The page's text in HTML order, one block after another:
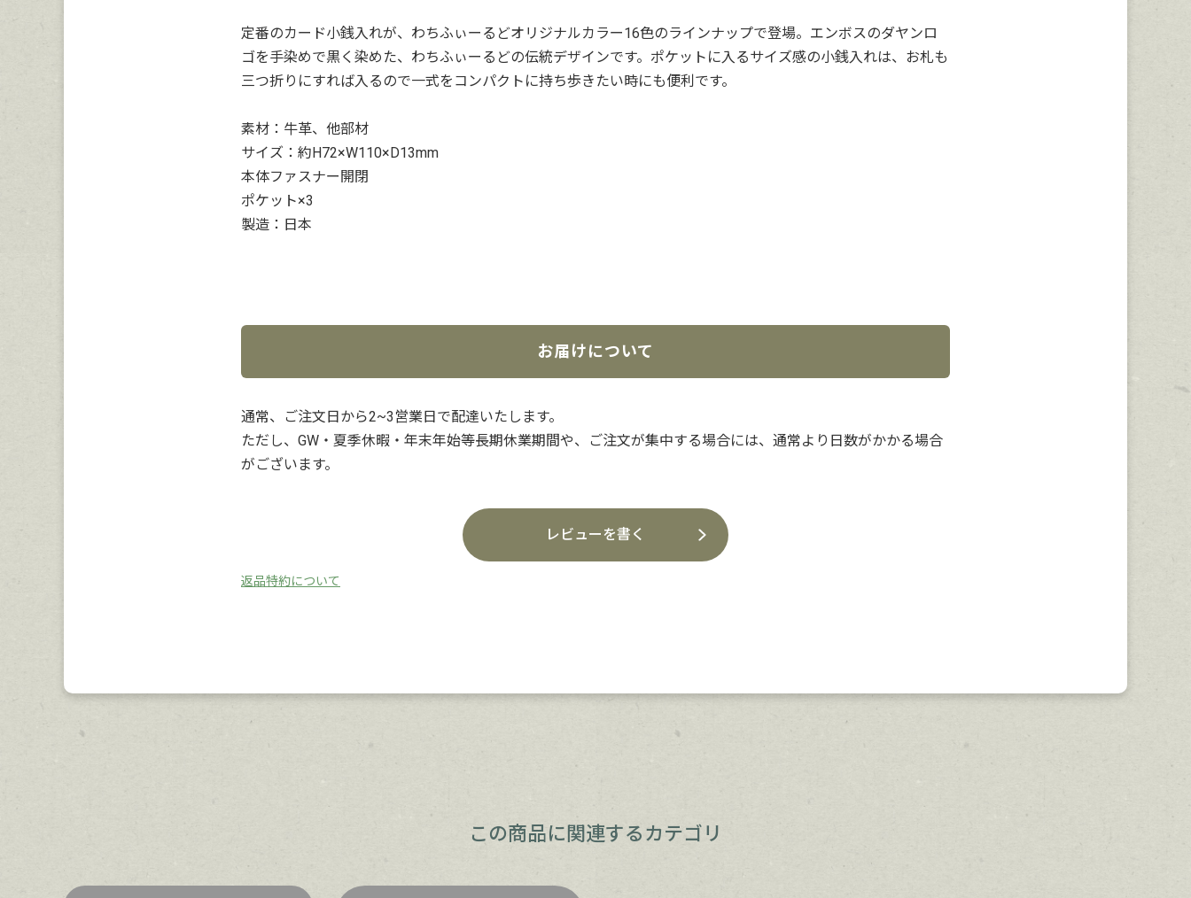
定番のカード小銭入れが、わちふぃーるどオリジナルカラー16色のラインナップで登場。エンボスのダヤンロ
ゴを手染めで黒く染めた、わちふぃーるどの伝統デザインです。ポケットに入るサイズ感の小銭入れは、お札も
三つ折りにすれば入るので一式をコンパクトに持ち歩きたい時にも便利です。
素材：牛革、他部材
サイズ：約H72×W110×D13mm
本体ファスナー開閉
ポケット×3
製造：日本
お届けについて
通常、ご注文日から2~3営業日で配達いたします。
ただし、GW・夏季休暇・年末年始等長期休業期間や、ご注文が集中する場合には、通常より日数がかかる場合
がございます。
レビューを書く
返品特約について
この商品に関連するカテゴリ